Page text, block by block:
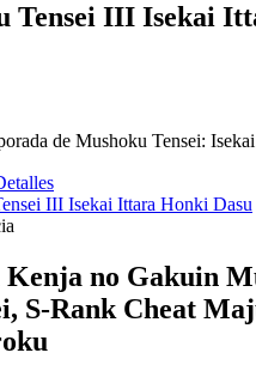
Tensei III Isekai
de Mushoku Tensei:
no Gakuin
S-Rank Cheat